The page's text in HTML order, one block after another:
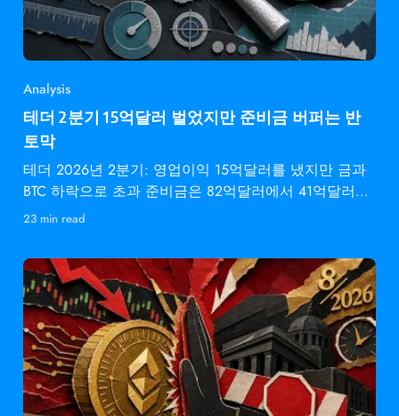
Analysis
테더 2분기 15억달러 벌었지만 준비금 버퍼는 반
토막
테더 2026년 2분기: 영업이익 15억달러를 냈지만 금과
BTC 하락으로 초과 준비금은 82억달러에서 41억달러로
감소.
23 min read